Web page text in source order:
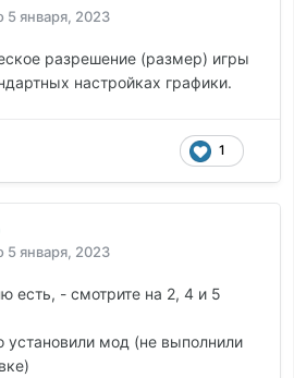
5 января, 2023
разрешение (размер) игры
настройках графики.
1
5 января, 2023
есть, - смотрите на 2, 4 и 5
установили мод (не выполнили